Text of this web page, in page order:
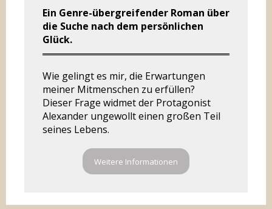
Ein Genre-übergreifender Roman über
die Suche nach dem persönlichen
Glück.
Wie gelingt es mir, die Erwartungen
meiner Mitmenschen zu erfüllen?
Dieser Frage widmet der Protagonist
Alexander ungewollt einen großen Teil
seines Lebens.
Weitere Informationen